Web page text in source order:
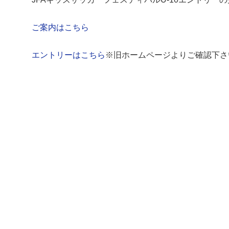
ご案内はこちら
エントリーはこちら ※旧ホームページよりご確認下